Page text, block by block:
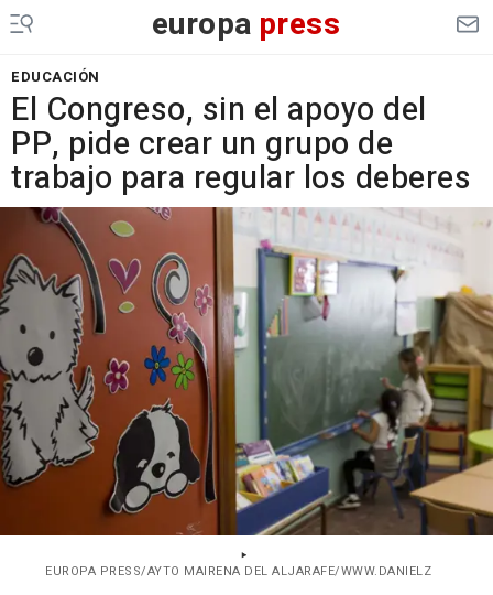
europa press
EDUCACIÓN
El Congreso, sin el apoyo del
PP, pide crear un grupo de
trabajo para regular los deberes
EUROPA PRESS/AYTO MAIRENA DEL ALJARAFE/WWW.DANIELZ